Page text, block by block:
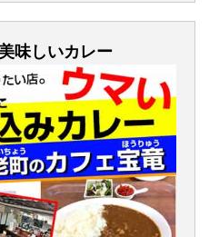
味しいカレー